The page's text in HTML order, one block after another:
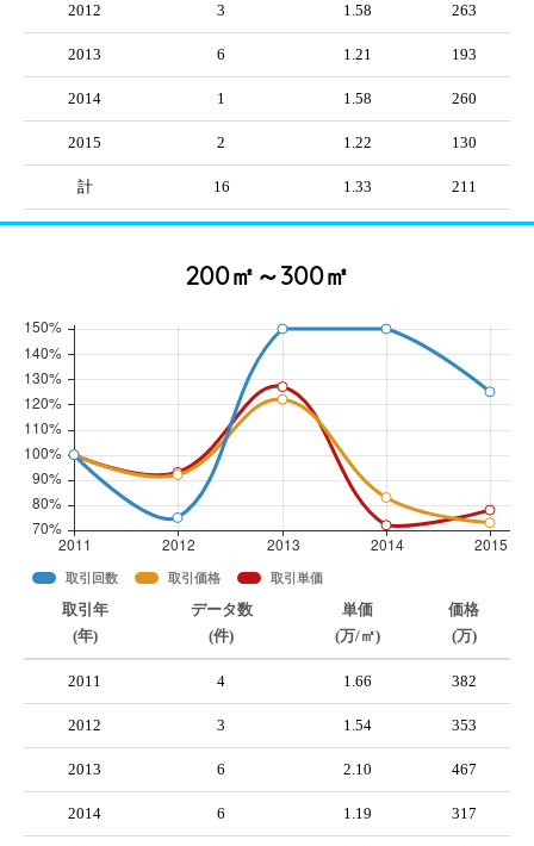
2012 3 1.58 263
2013 6 1.21 193
2014 1 1.58 260
2015 2 1.22 130
計 16 1.33 211
200㎡～300㎡
取引回数 取引価格 取引単価
取引年
(年)
データ数
(件)
単価
(万/㎡)
価格
(万)
2011 4 1.66 382
2012 3 1.54 353
2013 6 2.10 467
2014 6 1.19 317